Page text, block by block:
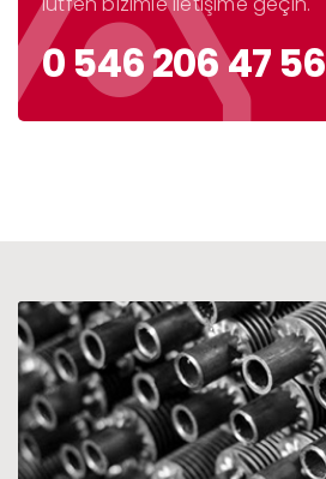
0 546 206 47 56